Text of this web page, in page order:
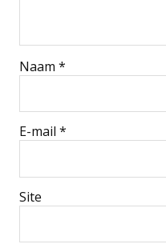
Naam *
E-mail *
Site